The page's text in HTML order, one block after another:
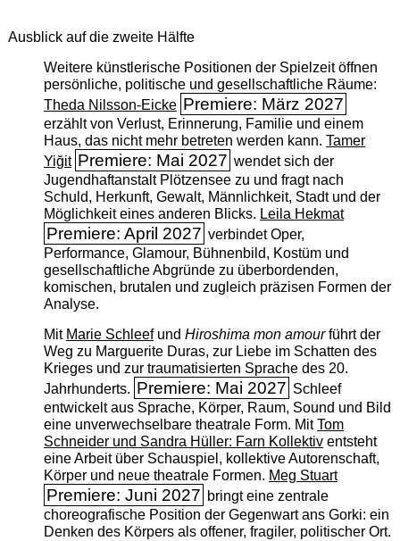
Ausblick auf die zweite Hälfte
Weitere künstlerische Positionen der Spielzeit öffnen
persönliche, politische und gesellschaftliche Räume:
Theda Nilsson-Eicke Premiere: März 2027
erzählt von Verlust, Erinnerung, Familie und einem
Haus, das nicht mehr betreten werden kann. Tamer
Yiğit Premiere: Mai 2027 wendet sich der
Jugendhaftanstalt Plötzensee zu und fragt nach
Schuld, Herkunft, Gewalt, Männlichkeit, Stadt und der
Möglichkeit eines anderen Blicks. Leila Hekmat
Premiere: April 2027 verbindet Oper,
Performance, Glamour, Bühnenbild, Kostüm und
gesellschaftliche Abgründe zu überbordenden,
komischen, brutalen und zugleich präzisen Formen der
Analyse.
Mit Marie Schleefund Hiroshima mon amourführt der
Weg zu Marguerite Duras, zur Liebe im Schatten des
Krieges und zur traumatisierten Sprache des 20.
Jahrhunderts. Premiere: Mai 2027 Schleef
entwickelt aus Sprache, Körper, Raum, Sound und Bild
eine unverwechselbare theatrale Form. MitTom
Schneider und Sandra Hüller: Farn Kollektiventsteht
eine Arbeit über Schauspiel, kollektive Autorenschaft,
Körper und neue theatrale Formen. Meg Stuart
Premiere: Juni 2027 bringt eine zentrale
choreografische Position der Gegenwart ans Gorki: ein
Denken des Körpers als offener, fragiler, politischer Ort.